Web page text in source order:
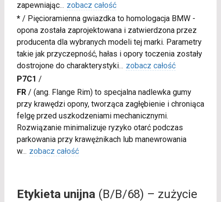
zapewniając... zobacz całość
*/ Pięcioramienna gwiazdka to homologacja BMW -
opona została zaprojektowana i zatwierdzona przez
producenta dla wybranych modeli tej marki. Parametry
takie jak przyczepność, hałas i opory toczenia zostały
dostrojone do charakterystyki... zobacz całość
P7C1 /
FR/ (ang. Flange Rim) to specjalna nadlewka gumy
przy krawędzi opony, tworząca zagłębienie i chroniąca
felgę przed uszkodzeniami mechanicznymi.
Rozwiązanie minimalizuje ryzyko otarć podczas
parkowania przy krawężnikach lub manewrowania
w... zobacz całość
Etykieta unijna(B/B/68) – zużycie